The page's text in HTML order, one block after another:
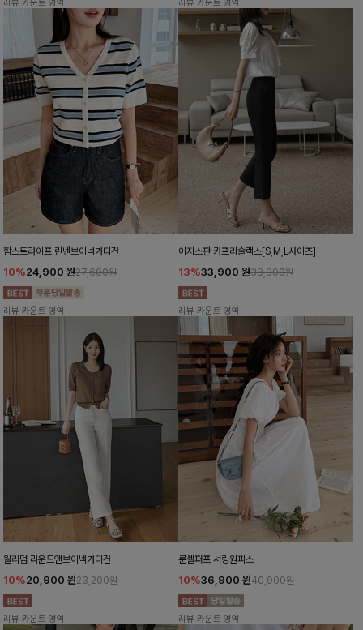
리뷰 카운트 영역 리뷰 카운트 영역
함스트라이프 린넨브이넥가디건
10%24,900 원27,600원
리뷰 카운트 영역
이지스판 카프리슬랙스[S,M,L사이즈]
13%33,900 원38,900원
리뷰 카운트 영역
윌리덤 라운드앤브이넥가디건
10%20,900 원23,200원
리뷰 카운트 영역
룬셀퍼프 셔링원피스
10%36,900 원40,900원
리뷰 카운트 영역